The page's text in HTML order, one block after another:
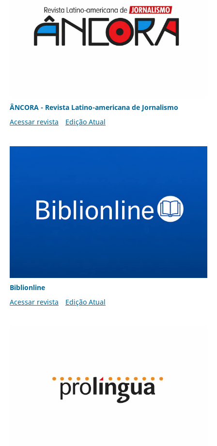
ÂNCORA - Revista Latino-americana de Jornalismo
Acessar revista
Edição Atual
Biblionline
Acessar revista
Edição Atual